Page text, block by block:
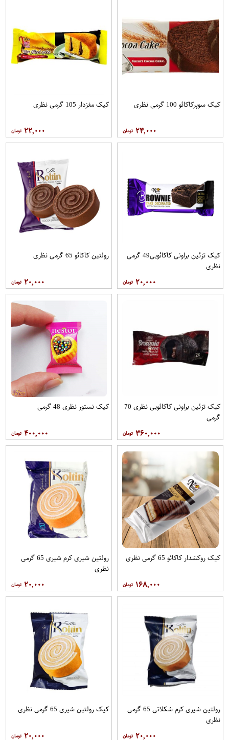
کیک سوپرکاکائو 100 گرمی نظری
۲۴,۰۰۰
کیک مغزدار 105 گرمی نظری
۲۲,۰۰۰
کیک تزئین براونی کاکائویی49 گرمی
نظری
۲۰,۰۰۰
رولتین کاکائو 65 گرمی نظری
۲۰,۰۰۰
کیک تزئین براونی کاکائویی نظری 70
گرمی
۳۶۰,۰۰۰
کیک نستور نظری 48 گرمی
۴۰۰,۰۰۰
کیک روکشدار کاکائو 65 گرمی نظری
۱۶۸,۰۰۰
رولتین شیری کرم شیری 65 گرمی
نظری
۲۰,۰۰۰
رولتین شیری کرم شکلاتی 65 گرمی
نظری
۲۰,۰۰۰
کیک رولتین شیری 65 گرمی نظری
۲۰,۰۰۰